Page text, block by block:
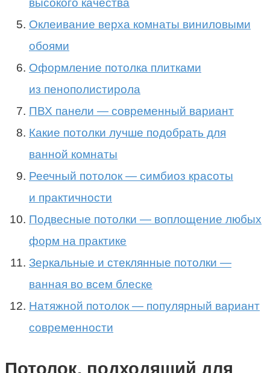
высокого качества
Оклеивание верха комнаты виниловыми
обоями
Оформление потолка плитками
из пенополистирола
ПВХ панели — современный вариант
Какие потолки лучше подобрать для
ванной комнаты
Реечный потолок — симбиоз красоты
и практичности
Подвесные потолки — воплощение любых
форм на практике
Зеркальные и стеклянные потолки —
ванная во всем блеске
Натяжной потолок — популярный вариант
современности
Потолок, подходящий для